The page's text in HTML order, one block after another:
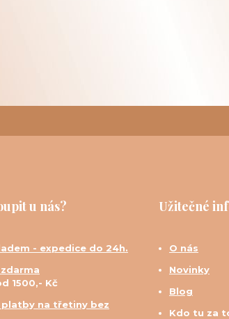
u nás?
- expedice do 24h.
1500,- Kč
platby na třetiny bez
Užitečné
O nás
Novinky
Blog
Kdo tu za